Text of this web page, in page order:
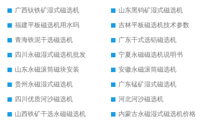
广西钛铁矿湿式磁选机
山东黑钨矿湿式磁选机
福建平板磁选机用水吗
吉林平板磁选机技术参数
青海铁泥干选磁选机
广东干式选铝磁选机
四川永磁湿式磁选机批发
宁夏永磁磁选机说明书
山东永磁滚筒磁块安装
安徽永磁滚筒磁选机
贵州永磁湿式磁选机
广东锰矿湿式磁选机
四川优质河沙磁选机
河北河沙磁选机
山西铁矿干选永磁磁选机
内蒙古永磁湿式磁选机价格